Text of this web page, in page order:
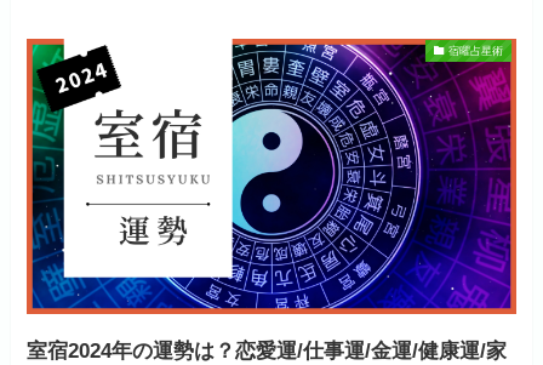
宿曜占星術
室宿2024年の運勢は？恋愛運/仕事運/金運/健康運/家